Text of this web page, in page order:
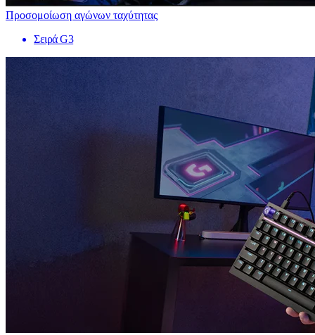
Προσομοίωση αγώνων ταχύτητας
Σειρά G3